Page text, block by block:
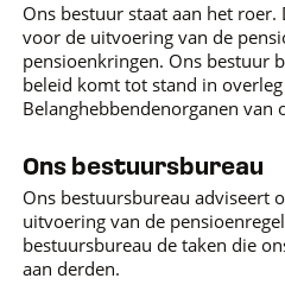
Ons bestuur staat aan het
voor de uitvoering van de
pensioenkringen. Ons bestuur
beleid komt tot stand in
Belanghebbendenorganen van
Ons bestuursbureau
Ons bestuursbureau adviseert
uitvoering van de
bestuursbureau de taken die
aan derden.